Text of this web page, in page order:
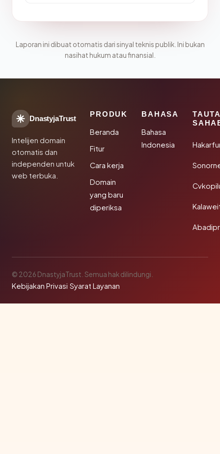
Laporan ini dibuat otomatis dari sinyal teknis publik. Ini bukan
nasihat hukum atau finansial.
DnastyjaTrust
Intelijen domain
otomatis dan
independen untuk
web terbuka.
PRODUK
Beranda
Fitur
Cara kerja
Domain
yang baru
diperiksa
BAHASA
Bahasa
Indonesia
© 2026 DnastyjaTrust. Semua hak dilindungi.
Kebijakan Privasi·Syarat Layanan